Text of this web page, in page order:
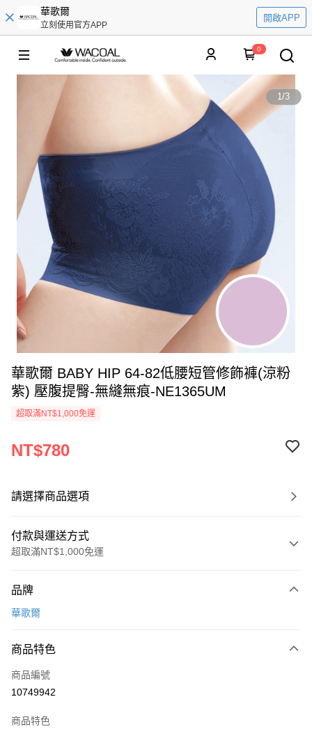
華歌爾
立刻使用官方APP
開啟APP
0
1/3
華歌爾 BABY HIP 64-82低腰短管修飾褲(涼粉
紫) 壓腹提臀-無縫無痕-NE1365UM
超取滿NT$1,000免運
NT$780
請選擇商品選項
付款與運送方式
超取滿NT$1,000免運
信用卡一次付款
LINE Pay
街口支付
品牌
華歌爾
商品特色
商品編號
10749942
商品特色